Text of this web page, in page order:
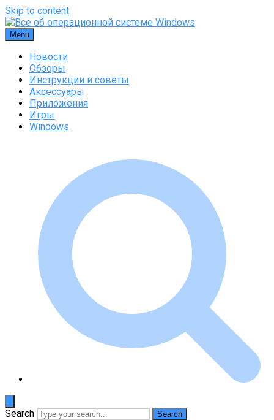
Skip to content
Menu
Новости
Обзоры
Инструкции и советы
Аксессуары
Приложения
Игры
Windows
Search